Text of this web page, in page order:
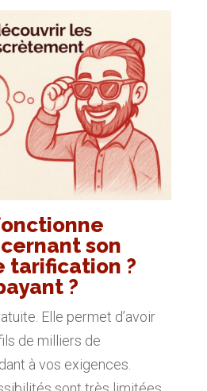
son
tarification ?
?
Elle permet d’avoir
de milliers de
à vos exigences.